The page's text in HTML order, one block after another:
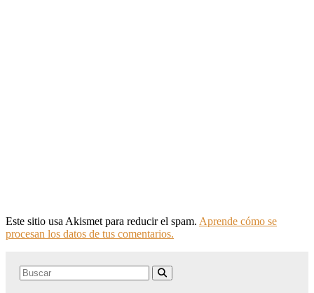
Este sitio usa Akismet para reducir el spam. Aprende cómo se
procesan los datos de tus comentarios.
Search